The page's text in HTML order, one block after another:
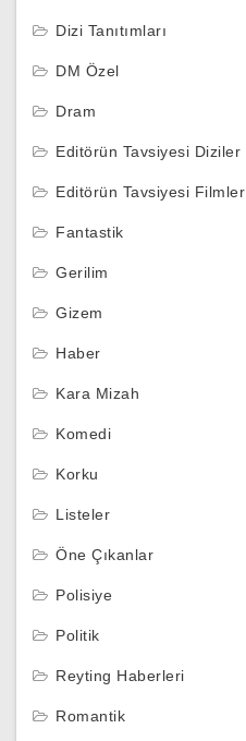
Dizi Tanıtımları
DM Özel
Dram
Editörün Tavsiyesi Diziler
Editörün Tavsiyesi Filmler
Fantastik
Gerilim
Gizem
Haber
Kara Mizah
Komedi
Korku
Listeler
Öne Çıkanlar
Polisiye
Politik
Reyting Haberleri
Romantik